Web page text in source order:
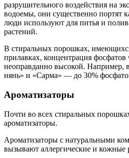
разрушительного воздействия на
водоемы, они существенно портят
люди используют для питья и
растений.
В стиральных порошках,
прилавках, концентрация фосфатов
неоправданно высокой. Например,
нянь» и «Сарма» — до 30%
Ароматизаторы
Почти во всех стиральных
ароматизаторы.
Ароматизаторы с натуральными
вызывают аллергические и кожные